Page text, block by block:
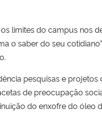
limites do campus nos
o saber do seu
pesquisas e
de preocupação
do enxofre do